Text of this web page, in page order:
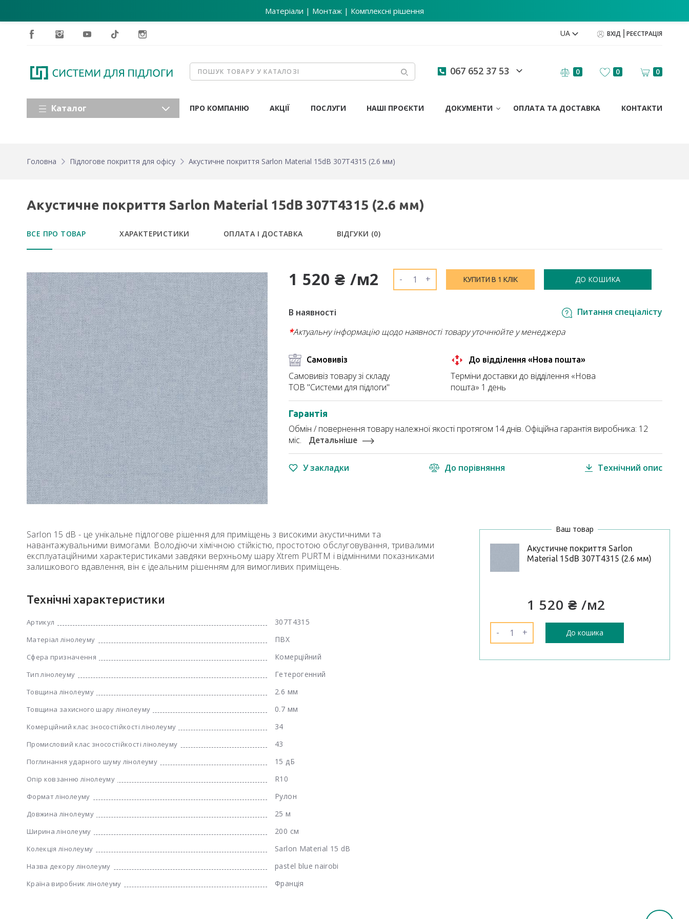
Матеріали | Монтаж | Комплексні рішення
UA ВХІД РЕЄСТРАЦІЯ
067 652 37 53 0 0 0
Каталог ПРО КОМПАНІЮ АКЦІЇ ПОСЛУГИ НАШІ ПРОЄКТИ ДОКУМЕНТИ ОПЛАТА ТА ДОСТАВКА КОНТАКТИ
Головна Підлогове покриття для офісу Акустичне покриття Sarlon Material 15dB 307T4315 (2.6 мм)
Акустичне покриття Sarlon Material 15dB 307T4315 (2.6 мм)
ВСЕ ПРО ТОВАР ХАРАКТЕРИСТИКИ ОПЛАТА І ДОСТАВКА ВІДГУКИ (0)
1 520 ₴ /м2 - + КУПИТИ В 1 КЛІК ДО КОШИКА
В наявності
Питання спеціалісту
*Актуальну інформацію щодо наявності товару уточнюйте у менеджера
Самовивіз
Самовивіз товару зі складу
ТОВ "Системи для підлоги"
До відділення «Нова пошта»
Терміни доставки до відділення «Нова
пошта» 1 день
Гарантія
Обмін / повернення товару належної якості протягом 14 днів. Офіційна гарантія виробника: 12
міс.
Детальніше
У закладки До порівняння Технічний опис
Sarlon 15 dB - це унікальне підлогове рішення для приміщень з високими акустичними та
навантажувальними вимогами. Володіючи хімічною стійкістю, простотою обслуговування, тривалими
експлуатаційними характеристиками завдяки верхньому шару Xtrem PURTM і відмінними показниками
залишкового вдавлення, він є ідеальним рішенням для вимогливих приміщень.
Технічні характеристики
Артикул 307T4315
Матеріал лінолеуму ПВХ
Сфера призначення Комерційний
Тип лінолеуму Гетерогенний
Товщина лінолеуму 2.6 мм
Товщина захисного шару лінолеуму 0.7 мм
Комерційний клас зносостійкості лінолеуму 34
Промисловий клас зносостійкості лінолеуму 43
Поглинання ударного шуму лінолеуму 15 дБ
Опір ковзанню лінолеуму R10
Формат лінолеуму Рулон
Довжина лінолеуму 25 м
Ширина лінолеуму 200 см
Колекція лінолеуму Sarlon Material 15 dB
Назва декору лінолеуму pastel blue nairobi
Країна виробник лінолеуму Франція
Ваш товар
Акустичне покриття Sarlon
Material 15dB 307T4315 (2.6 мм)
1 520 ₴ /м2
- + До кошика